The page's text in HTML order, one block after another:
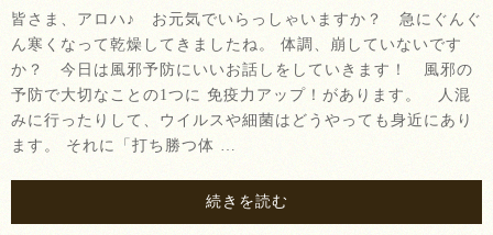
皆さま、アロハ♪ お元気でいらっしゃいますか？ 急にぐんぐ
ん寒くなって乾燥してきましたね。 体調、崩していないです
か？ 今日は風邪予防にいいお話しをしていきます！ 風邪の
予防で大切なことの1つに 免疫力アップ！があります。 人混
みに行ったりして、ウイルスや細菌はどうやっても身近にあり
ます。 それに「打ち勝つ体 …
続きを読む